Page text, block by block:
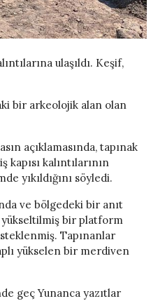
ulaşıldı. Keşif,
bir arkeolojik alan olan
açıklamasında, tapınak
kalıntılarının
yıkıldığını söyledi.
ve bölgedeki bir anıt
yükseltilmiş bir platform
Tapınanlar
yükselen bir merdiven
geç Yunanca yazıtlar